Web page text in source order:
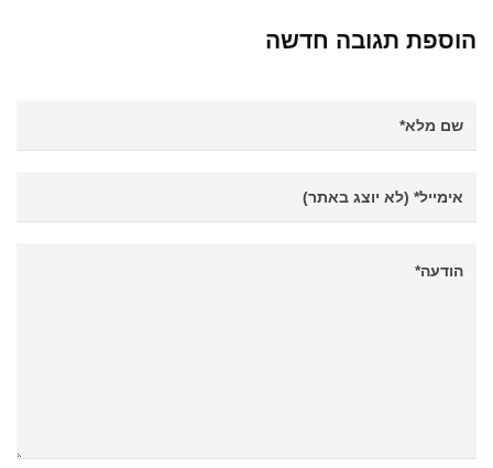
הוספת תגובה חדשה